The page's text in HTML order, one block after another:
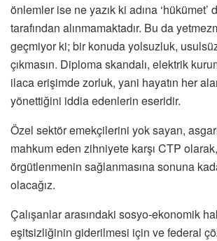
önlemler ise ne yazık ki adına ‘hükümet’
tarafından alınmamaktadır. Bu da
geçmiyor ki; bir konuda yolsuzluk,
çıkmasın. Diploma skandalı, elektrik
ilaca erişimde zorluk, yani hayatın her
yönettiğini iddia edenlerin eseridir.
Özel sektör emekçilerini yok sayan,
mahkum eden zihniyete karşı CTP
örgütlenmenin sağlanmasına sonuna
olacağız.
Çalışanlar arasındaki sosyo-ekonomik
eşitsizliğinin giderilmesi için ve federal